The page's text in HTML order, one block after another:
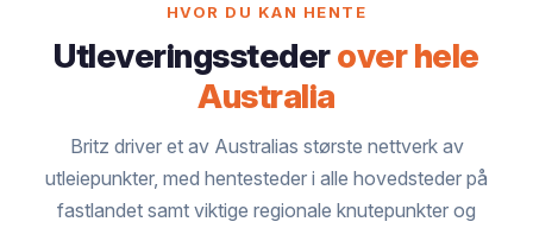
HVOR DU KAN HENTE
Utleveringsstederover hele
Australia
Britz driver et av Australias største nettverk av
utleiepunkter, med hentesteder i alle hovedsteder på
fastlandet samt viktige regionale knutepunkter og